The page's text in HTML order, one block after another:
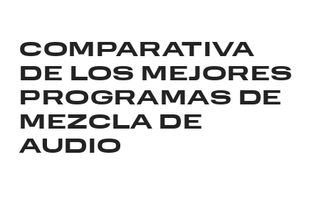
COMPARATIVA
DE LOS MEJORES
PROGRAMAS DE
MEZCLA DE
AUDIO